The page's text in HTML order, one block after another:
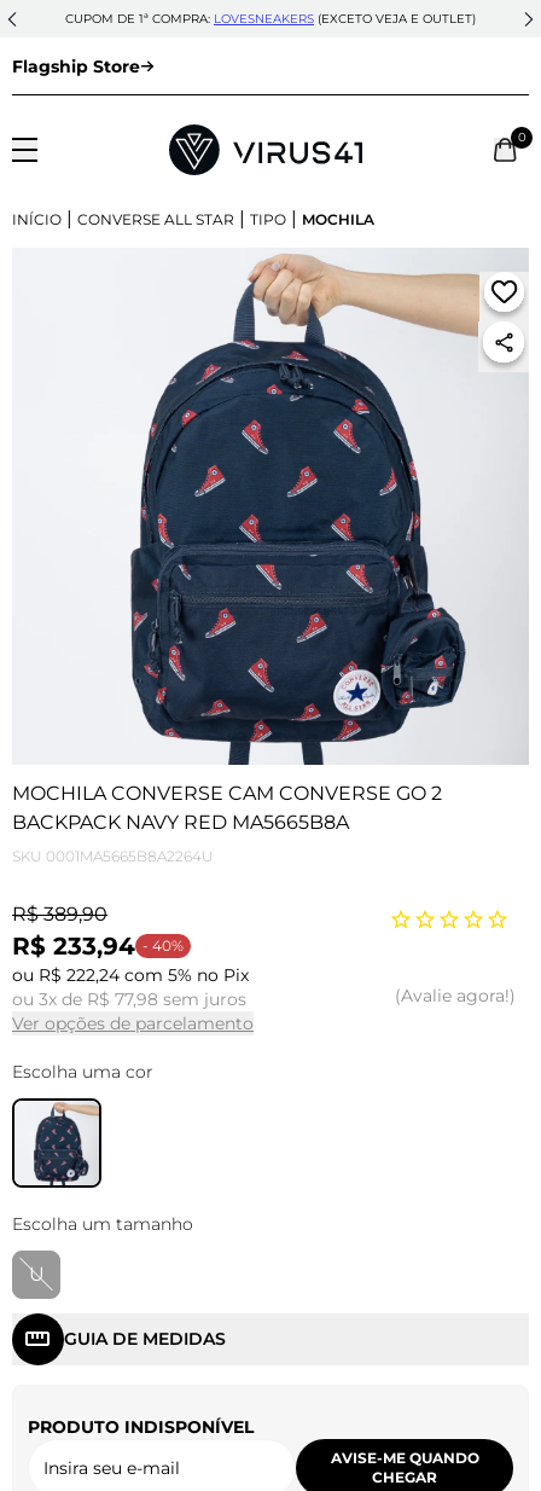
CUPOM DE 1ª COMPRA: LOVESNEAKERS (EXCETO VEJA E OUTLET)
Flagship Store
0
INÍCIO | CONVERSE ALL STAR | TIPO | MOCHILA
MOCHILA CONVERSE CAM CONVERSE GO 2
BACKPACK NAVY RED MA5665B8A
SKU 0001MA5665B8A2264U
R$ 389,90
R$ 233,94 - 40%
ou R$ 222,24 com 5% no Pix
ou 3x de R$ 77,98 sem juros
Ver opções de parcelamento
Avalie agora!
Escolha uma cor
Escolha um tamanho
U
GUIA DE MEDIDAS
PRODUTO INDISPONÍVEL
AVISE-ME QUANDO
CHEGAR